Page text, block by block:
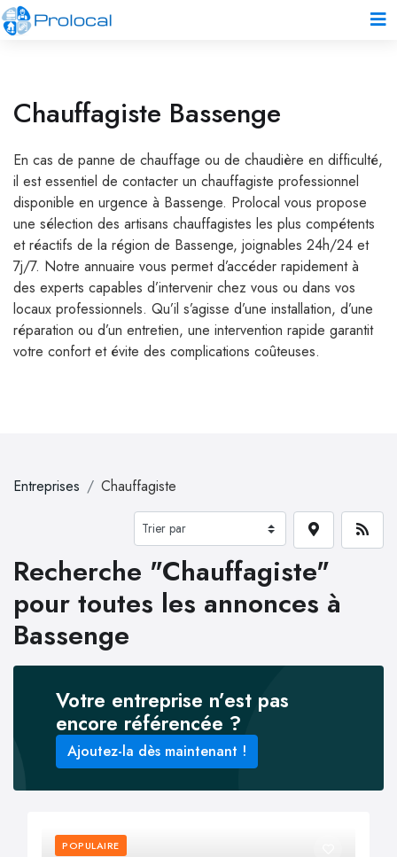
Chauffagiste Bassenge
En cas de panne de chauffage ou de chaudière en difficulté,
il est essentiel de contacter un chauffagiste professionnel
disponible en urgence à Bassenge. Prolocal vous propose
une sélection des artisans chauffagistes les plus compétents
et réactifs de la région de Bassenge, joignables 24h/24 et
7j/7. Notre annuaire vous permet d’accéder rapidement à
des experts capables d’intervenir chez vous ou dans vos
locaux professionnels. Qu’il s’agisse d’une installation, d’une
réparation ou d’un entretien, une intervention rapide garantit
votre confort et évite des complications coûteuses.
Entreprises Chauffagiste
Recherche "Chauffagiste"
pour toutes les annonces à
Bassenge
Votre entreprise n’est pas
encore référencée ?
Ajoutez-la dès maintenant !
POPULAIRE